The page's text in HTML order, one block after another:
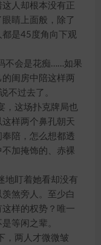
人却根本没有正
睛上面般，除了
都是45度角向下观
会是花痴……如果
闺房中陪这样两
不过去了。
这场扑克牌局也
样两个鼻孔朝天
陪，怎么想都透
加掩饰的、赤裸
盯着她看却没有
煞旁人。至少白
样的权势？唯一
等闲之辈。
两人才微微皱